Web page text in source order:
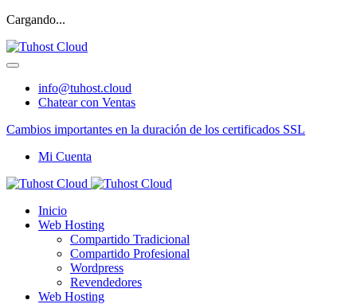
Cargando...
info@tuhost.cloud
Chatear con Ventas
Cambios importantes en la duración de los certificados SSL
Mi Cuenta
Inicio
Web Hosting
Compartido Tradicional
Compartido Profesional
Wordpress
Revendedores
Web Hosting